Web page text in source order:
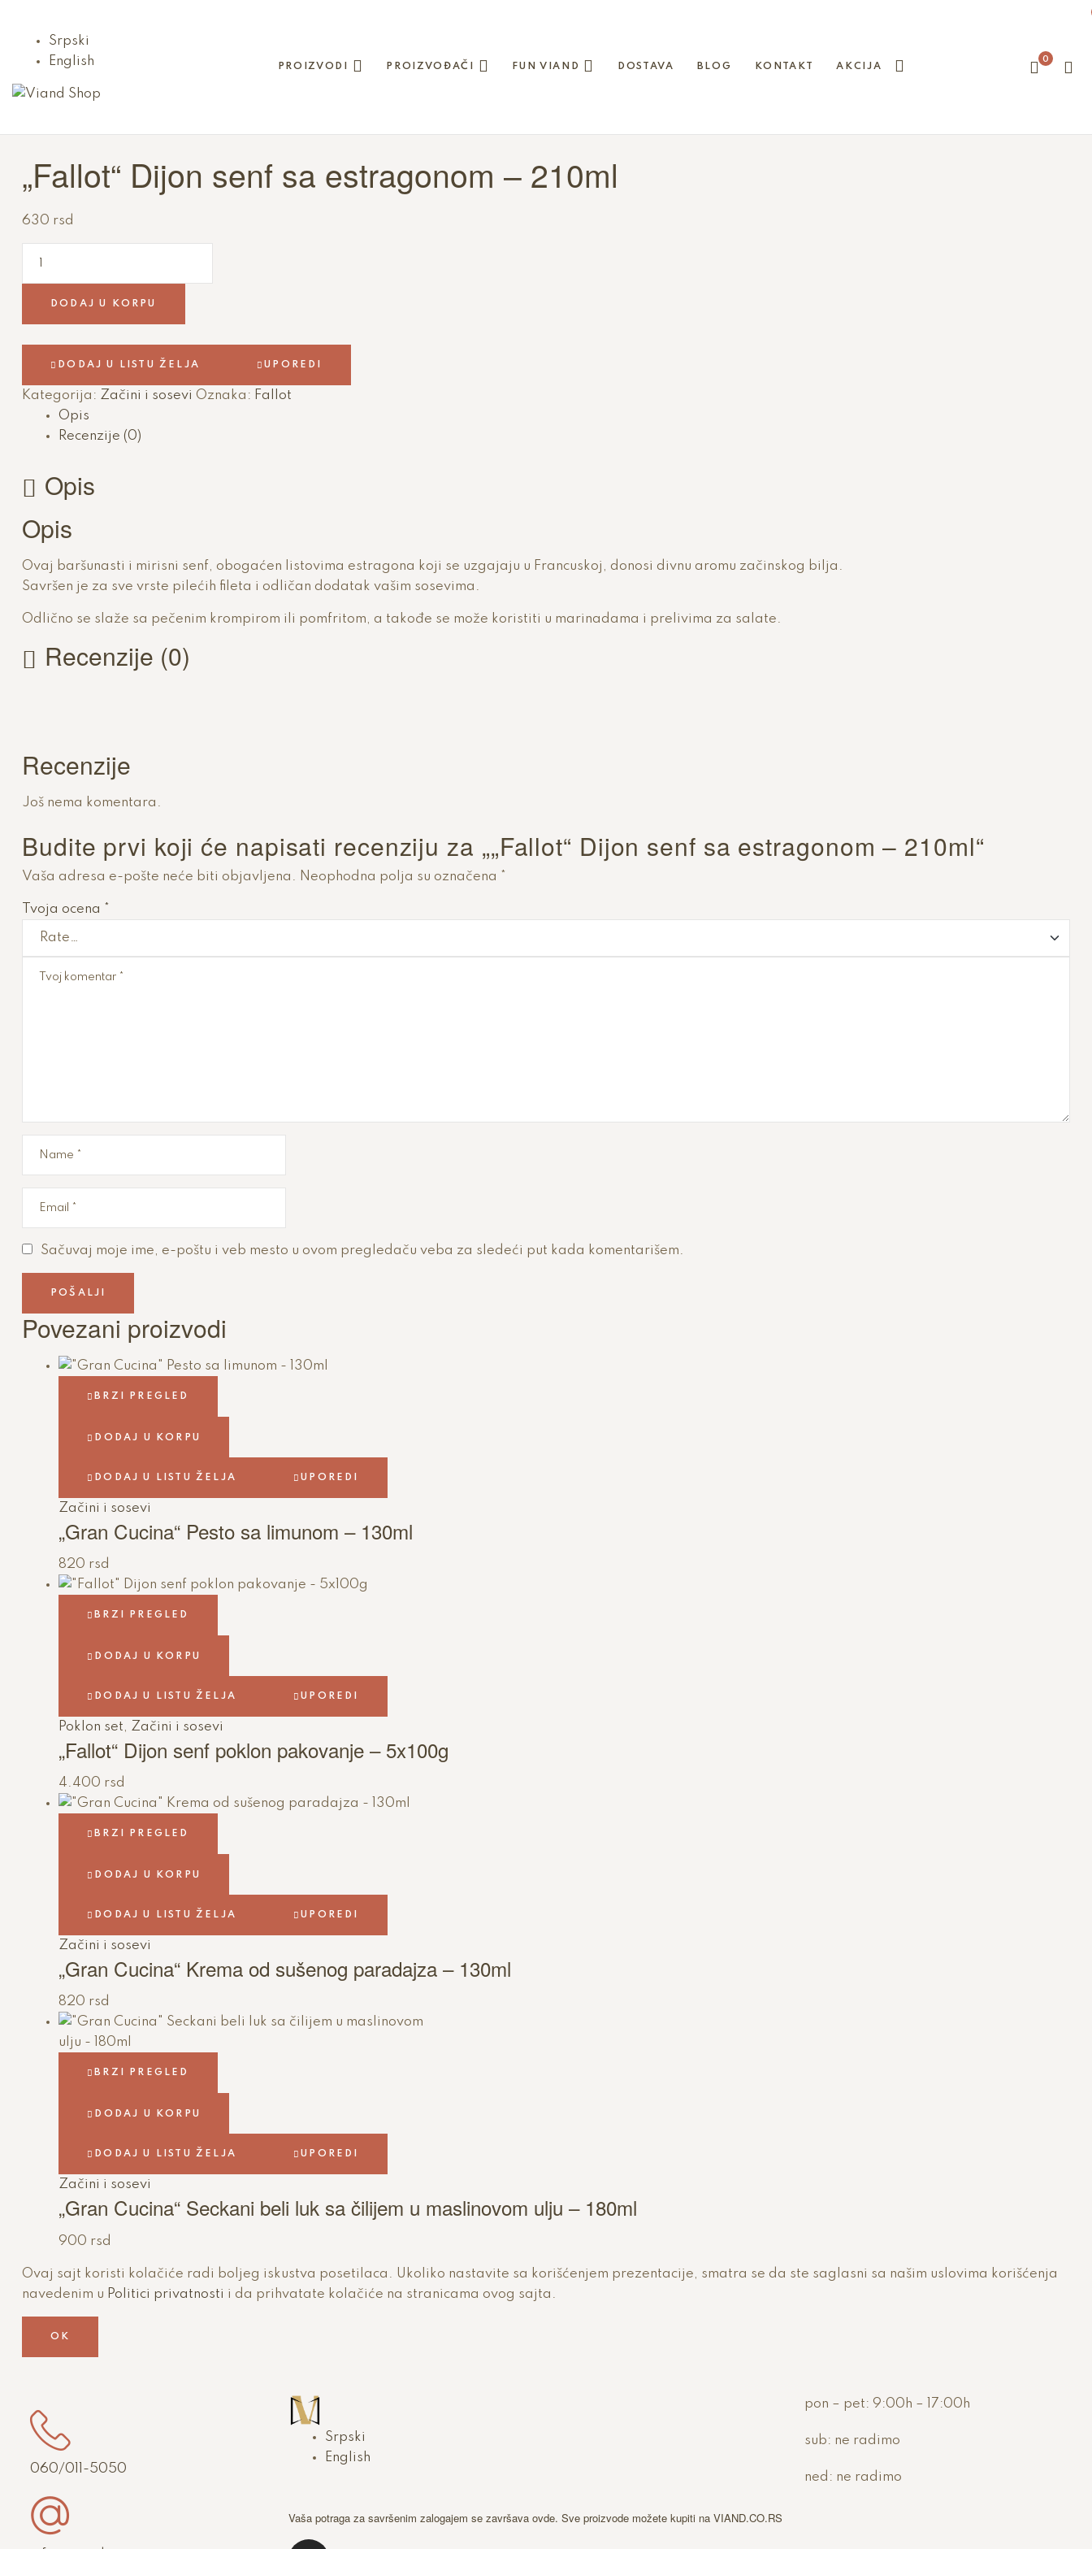
Srpski
English
Shop
Viand
dobro
da
nakon
PROIZVODI PROIZVOĐAČI FUN VIAND DOSTAVA BLOG KONTAKT AKCIJA
0
„Fallot“ Dijon senf sa estragonom – 210ml
630 rsd
DODAJ U KORPU
DODAJ U LISTU ŽELJA UPOREDI
Kategorija: Začini i sosevi Oznaka: Fallot
Opis
Recenzije (0)
Opis
Opis
Ovaj baršunasti i mirisni senf, obogaćen listovima estragona koji se uzgajaju u Francuskoj, donosi divnu aromu začinskog bilja.
Savršen je za sve vrste pilećih fileta i odličan dodatak vašim sosevima.
Odlično se slaže sa pečenim krompirom ili pomfritom, a takođe se može koristiti u marinadama i prelivima za salate.
Recenzije (0)
Recenzije
Još nema komentara.
Budite prvi koji će napisati recenziju za „„Fallot“ Dijon senf sa estragonom – 210ml“
Vaša adresa e-pošte neće biti objavljena. Neophodna polja su označena *
Tvoja ocena *
Sačuvaj moje ime, e-poštu i veb mesto u ovom pregledaču veba za sledeći put kada komentarišem.
Povezani proizvodi
BRZI PREGLED
DODAJ U KORPU
DODAJ U LISTU ŽELJA UPOREDI
Začini i sosevi
„Gran Cucina“ Pesto sa limunom – 130ml
820 rsd
BRZI PREGLED
DODAJ U KORPU
DODAJ U LISTU ŽELJA UPOREDI
Poklon set, Začini i sosevi
„Fallot“ Dijon senf poklon pakovanje – 5x100g
4.400 rsd
BRZI PREGLED
DODAJ U KORPU
DODAJ U LISTU ŽELJA UPOREDI
Začini i sosevi
„Gran Cucina“ Krema od sušenog paradajza – 130ml
820 rsd
BRZI PREGLED
DODAJ U KORPU
DODAJ U LISTU ŽELJA UPOREDI
Začini i sosevi
„Gran Cucina“ Seckani beli luk sa čilijem u maslinovom ulju – 180ml
900 rsd
Ovaj sajt koristi kolačiće radi boljeg iskustva posetilaca. Ukoliko nastavite sa korišćenjem prezentacije, smatra se da ste saglasni sa našim uslovima korišćenja
navedenim u Politici privatnosti i da prihvatate kolačiće na stranicama ovog sajta.
OK
060/011-5050
Srpski
English
Vaša potraga za savršenim zalogajem se završava ovde. Sve proizvode možete kupiti na VIAND.CO.RS
pon – pet: 9:00h – 17:00h
sub: ne radimo
ned: ne radimo